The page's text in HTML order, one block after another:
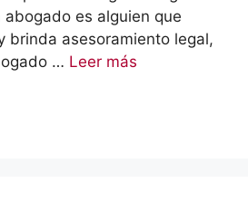
es alguien que
brinda asesoramiento legal,
… Leer más